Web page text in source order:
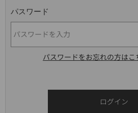
パスワード
パスワードをお忘れの方はこ